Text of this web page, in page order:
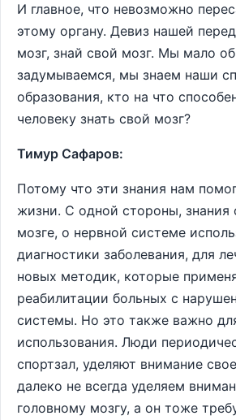
И главное, что невозможно
этому органу. Девиз нашей
мозг, знай свой мозг. Мы мало
задумываемся, мы знаем наши
образования, кто на что
человеку знать свой мозг?
Тимур Сафаров:
Потому что эти знания нам
жизни. С одной стороны, знания
мозге, о нервной системе
диагностики заболевания, для
новых методик, которые
реабилитации больных с
системы. Но это также важно
использования. Люди
спортзал, уделяют внимание
далеко не всегда уделяем
головному мозгу, а он тоже